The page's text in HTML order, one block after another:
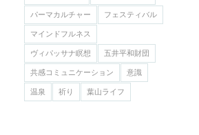
パーマカルチャー フェスティバル
マインドフルネス
ヴィパッサナ瞑想 五井平和財団
共感コミュニケーション 意識
温泉 祈り 葉山ライフ